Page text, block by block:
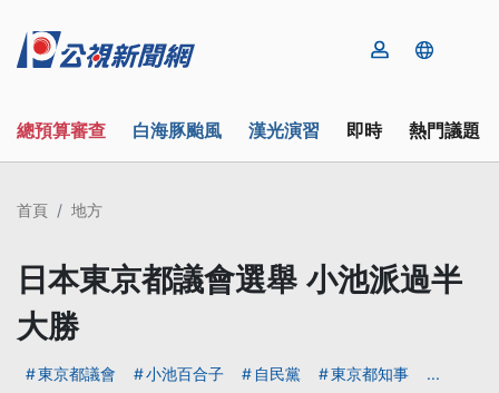
總預算審查 白海豚颱風 漢光演習 即時 熱門議題
首頁 地方
日本東京都議會選舉 小池派過半
大勝
東京都議會 小池百合子 自民黨 東京都知事 ...